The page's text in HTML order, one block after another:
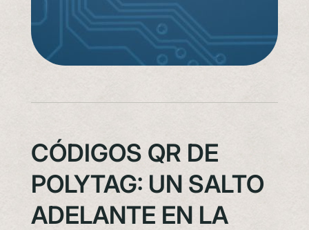
CÓDIGOS QR DE
POLYTAG: UN SALTO
ADELANTE EN LA